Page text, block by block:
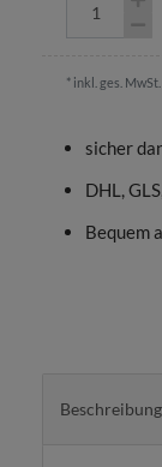
* inkl. ges. MwSt.
sicher
DHL,
Bequem
Beschreibung